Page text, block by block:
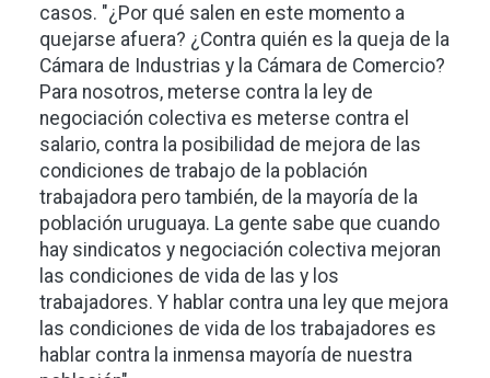
casos. "¿Por qué salen en este momento a
quejarse afuera? ¿Contra quién es la queja de la
Cámara de Industrias y la Cámara de Comercio?
Para nosotros, meterse contra la ley de
negociación colectiva es meterse contra el
salario, contra la posibilidad de mejora de las
condiciones de trabajo de la población
trabajadora pero también, de la mayoría de la
población uruguaya. La gente sabe que cuando
hay sindicatos y negociación colectiva mejoran
las condiciones de vida de las y los
trabajadores. Y hablar contra una ley que mejora
las condiciones de vida de los trabajadores es
hablar contra la inmensa mayoría de nuestra